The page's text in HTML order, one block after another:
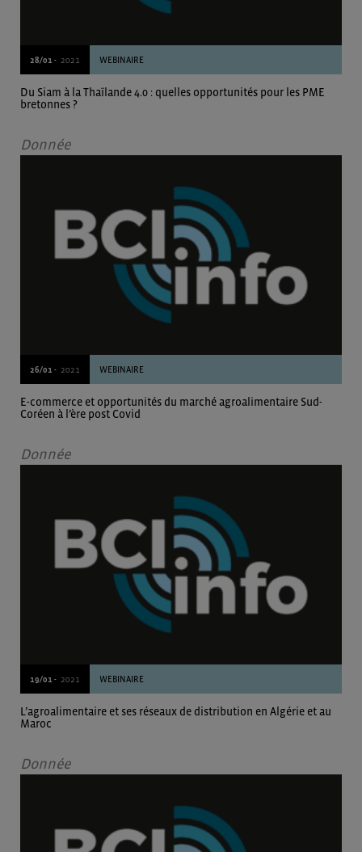
28/01 - 2021 WEBINAIRE
Du Siam à la Thaïlande 4.0 : quelles opportunités pour les PME
bretonnes ?
Donnée
26/01 - 2021 WEBINAIRE
E-commerce et opportunités du marché agroalimentaire Sud-
Coréen à l’ère post Covid
Donnée
19/01 - 2021 WEBINAIRE
L’agroalimentaire et ses réseaux de distribution en Algérie et au
Maroc
Donnée